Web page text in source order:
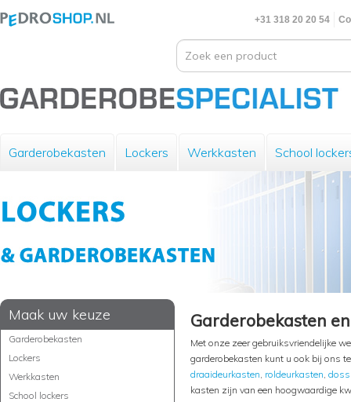
+31 318 20 20 54
Garderobekasten Lockers Werkkasten School
Maak uw keuze
Garderobekasten
Lockers
Werkkasten
School lockers
Garderobekasten
Met onze zeer gebruiksvriendelijke
garderobekasten kunt u ook bij ons
draaideurkasten, roldeurkasten,
kasten zijn van een hoogwaardige